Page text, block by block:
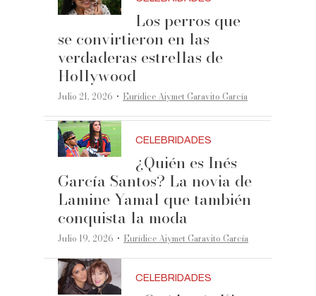
Los perros que
se convirtieron en las
verdaderas estrellas de
Hollywood
Julio 21, 2026 ·Eurídice Aiymet Garavito García
CELEBRIDADES
¿Quién es Inés
García Santos? La novia de
Lamine Yamal que también
conquista la moda
Julio 19, 2026 ·Eurídice Aiymet Garavito García
CELEBRIDADES